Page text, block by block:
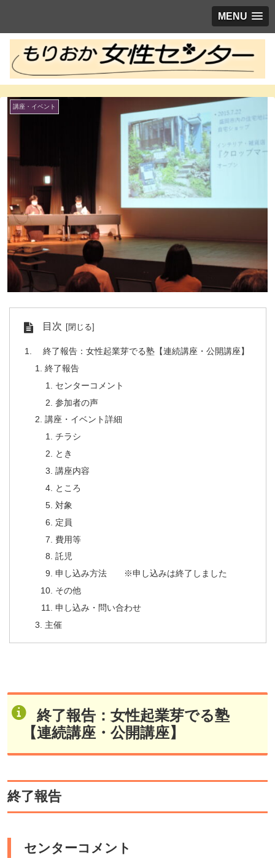
MENU
講座・イベント
目次
終了報告：女性起業芽でる塾【連続講座・公開講座】
終了報告
センターコメント
参加者の声
講座・イベント詳細
チラシ
とき
講座内容
ところ
対象
定員
費用等
託児
申し込み方法 ※申し込みは終了しました
その他
申し込み・問い合わせ
主催
終了報告：女性起業芽でる塾
【連続講座・公開講座】
終了報告
センターコメント